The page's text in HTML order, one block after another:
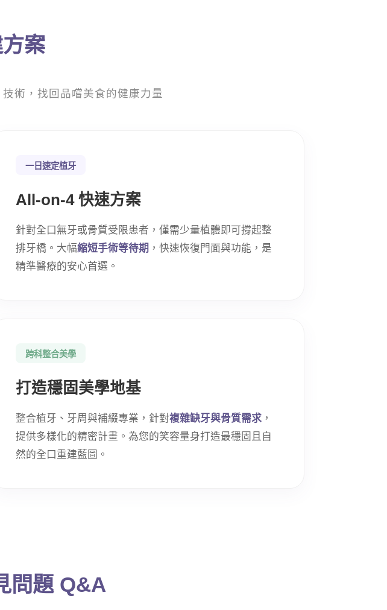
案
術，找回品嚐美食的健康力量
一日速定植牙
All-on-4 快速方案
針對全口無牙或骨質受限患者，僅需少量植體即可撐起整
排牙橋。大幅縮短手術等待期 ，快速恢復門面與功能，是
精準醫療的安心首選。
跨科整合美學
打造穩固美學地基
整合植牙、牙周與補綴專業，針對複雜缺牙與骨質需求 ，
提供多樣化的精密計畫。為您的笑容量身打造最穩固且自
然的全口重建藍圖。
問題 Q&A